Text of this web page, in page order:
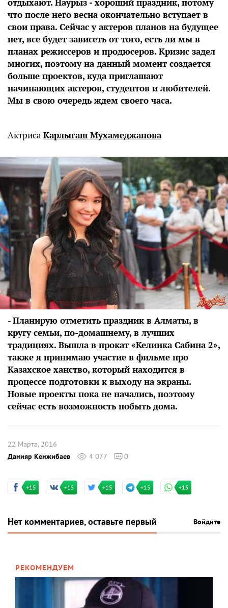
что после него весна окончательно вступает в
свои права. Сейчас у актеров планов на будущее
нет, все будет зависеть от того, есть ли мы в
планах режиссеров и продюсеров. Кризис задел
многих, поэтому на данный момент создается
больше проектов, куда приглашают
начинающих актеров, студентов и любителей.
Мы в свою очередь ждем своего часа.
Актриса Карлыгаш Мухамеджанова
-Планирую отметить праздник в Алматы, в
кругу семьи, по-домашнему, в лучших
традициях. Вышла в прокат «Келинка Сабина 2»,
также я принимаю участие в фильме про
Казахское ханство, который находится в
процессе подготовки к выходу на экраны.
Новые проекты пока не начались, поэтому
сейчас есть возможность побыть дома.
22 Марта, 2016
Данияр Кенжибаев
4 077 0
+15 +15 +15 +15 +15
Нет комментариев, оставьте первый Войдите
РЕКОМЕНДУЕМ